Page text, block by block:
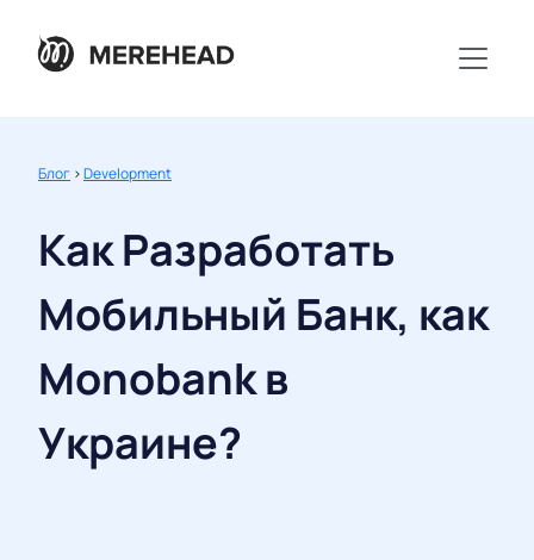
Блог >Development
Как Разработать
Мобильный Банк, как
Monobank в
Украине?